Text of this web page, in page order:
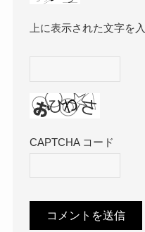
上に表示された文字を
CAPTCHA コード